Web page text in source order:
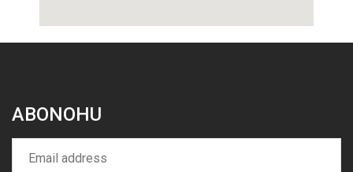
ABONOHU